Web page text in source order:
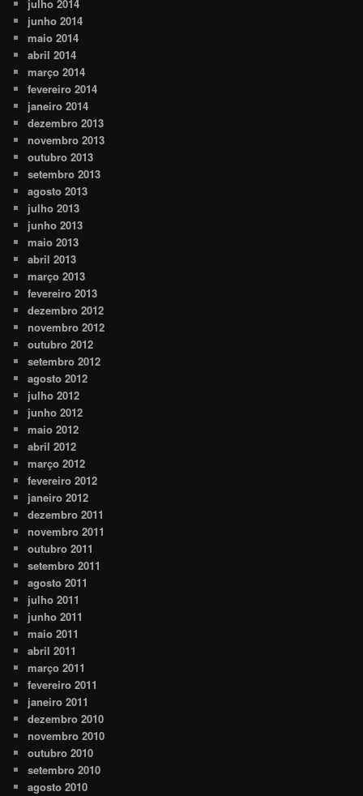
julho 2014
junho 2014
maio 2014
abril 2014
março 2014
fevereiro 2014
janeiro 2014
dezembro 2013
novembro 2013
outubro 2013
setembro 2013
agosto 2013
julho 2013
junho 2013
maio 2013
abril 2013
março 2013
fevereiro 2013
dezembro 2012
novembro 2012
outubro 2012
setembro 2012
agosto 2012
julho 2012
junho 2012
maio 2012
abril 2012
março 2012
fevereiro 2012
janeiro 2012
dezembro 2011
novembro 2011
outubro 2011
setembro 2011
agosto 2011
julho 2011
junho 2011
maio 2011
abril 2011
março 2011
fevereiro 2011
janeiro 2011
dezembro 2010
novembro 2010
outubro 2010
setembro 2010
agosto 2010